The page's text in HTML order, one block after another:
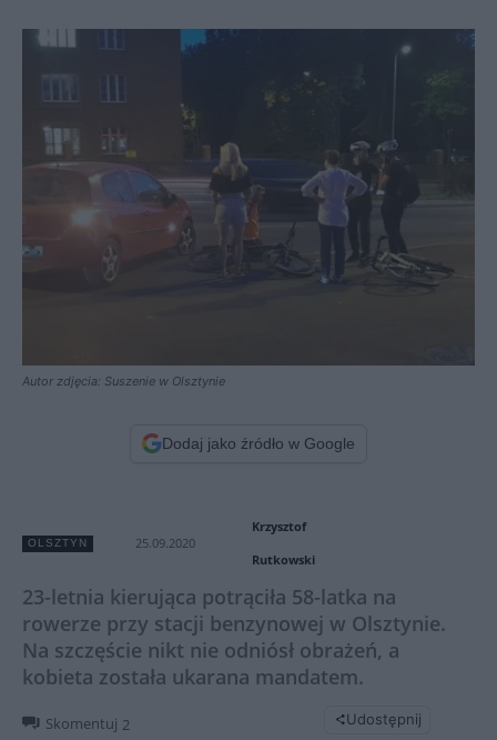
Autor zdjęcia: Suszenie w Olsztynie
Dodaj jako źródło w Google
OLSZTYN 25.09.2020
Krzysztof
Rutkowski
23-letnia kierująca potrąciła 58-latka na
rowerze przy stacji benzynowej w Olsztynie.
Na szczęście nikt nie odniósł obrażeń, a
kobieta została ukarana mandatem.
Skomentuj 2 Udostępnij